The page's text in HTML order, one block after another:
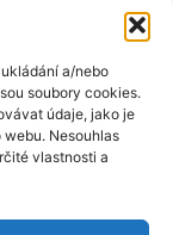
a/nebo
soubory cookies.
údaje, jako je
Nesouhlas
vlastnosti a
Blatská 1491